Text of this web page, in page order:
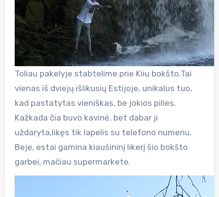
Toliau pakelyje stabtelime prie Kiiu bokšto.Tai
vienas iš dviejų išlikusių Estijoje, unikalus tuo,
kad pastatytas vieniškas, be jokios pilies.
Kažkada čia buvo kavinė, bet dabar ji
uždaryta,likęs tik lapelis su telefono numeriu.
Beje, estai gamina kiaušininį likerį šio bokšto
garbei, mačiau supermarkete.